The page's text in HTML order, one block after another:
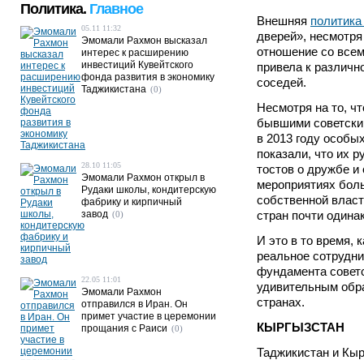
Внешняя
дверей»,
отношение со
привела к
соседей.
Несмотря на то,
бывшими
в 2013 году
показали, что их
тостов о дружбе и
мероприятиях
собственной
стран почти
И это в то время,
реальное
фундамента
удивительным
странах.
КЫРГЫЗСТАН
Таджикистан и
Политика. Главное
05.11 11:32
Эмомали Рахмон высказал
интерес к расширению
инвестиций Кувейтского
фонда развития в экономику
Таджикистана (0)
28.10 11:05
Эмомали Рахмон открыл в
Рудаки школы, кондитерскую
фабрику и кирпичный
завод (0)
22.05 11:01
Эмомали Рахмон
отправился в Иран. Он
примет участие в церемонии
прощания с Раиси (0)